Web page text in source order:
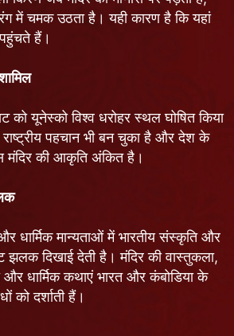
में चमक उठता है। यही कारण है कि यहां
हैं।
को यूनेस्को विश्व धरोहर स्थल घोषित किया
राष्ट्रीय पहचान भी बन चुका है और देश के
मंदिर की आकृति अंकित है।
धार्मिक मान्यताओं में भारतीय संस्कृति और
झलक दिखाई देती है। मंदिर की वास्तुकला,
और धार्मिक कथाएं भारत और कंबोडिया के
को दर्शाती हैं।